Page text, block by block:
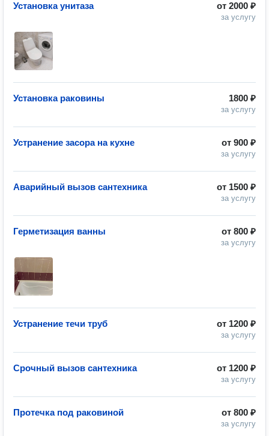
от 2000 ₽
за услугу
Установка унитаза
1800 ₽
за услугу
Установка раковины
от 900 ₽
за услугу
Устранение засора на кухне
от 1500 ₽
за услугу
Аварийный вызов сантехника
от 800 ₽
за услугу
Герметизация ванны
от 1200 ₽
за услугу
Устранение течи труб
от 1200 ₽
за услугу
Срочный вызов сантехника
от 800 ₽
за услугу
Протечка под раковиной